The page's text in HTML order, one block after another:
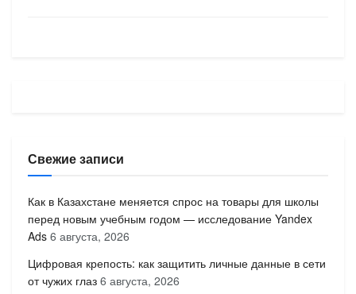
Свежие записи
Как в Казахстане меняется спрос на товары для школы
перед новым учебным годом — исследование Yandex
Ads 6 августа, 2026
Цифровая крепость: как защитить личные данные в сети
от чужих глаз 6 августа, 2026